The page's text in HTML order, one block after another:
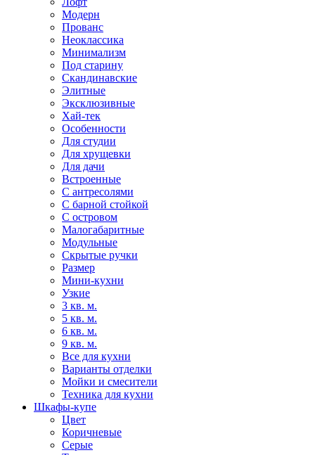
Модерн
Прованс
Неоклассика
Минимализм
Под старину
Скандинавские
Элитные
Эксклюзивные
Хай-тек
Особенности
Для студии
Для хрущевки
Для дачи
Встроенные
С антресолями
С барной стойкой
С островом
Малогабаритные
Модульные
Скрытые ручки
Размер
Мини-кухни
Узкие
3 кв. м.
5 кв. м.
6 кв. м.
9 кв. м.
Все для кухни
Варианты отделки
Мойки и смесители
Техника для кухни
Шкафы-купе
Цвет
Коричневые
Серые